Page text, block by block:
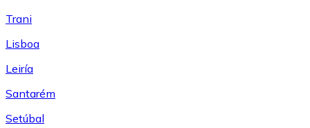
Trani
Lisboa
Leiría
Santarém
Setúbal